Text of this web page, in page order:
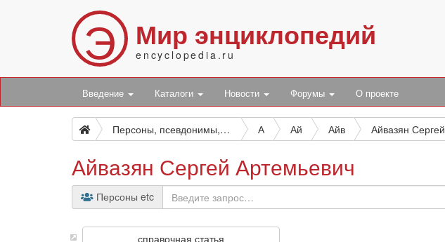
Э Мир энциклопедий
encyclopedia.ru
Введение Каталоги Новости Форумы О проекте
Персоны, псевдонимы, персонажи и боты А Ай Айв
Айвазян Сергей Артемьевич
Персоны etc
справочная статья